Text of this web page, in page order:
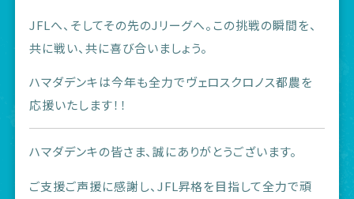
JFLへ、そしてその先のJリーグへ。この挑戦の瞬間を、
共に戦い、共に喜び合いましょう。
ハマダデンキは今年も全力でヴェロスクロノス都農を
応援いたします！！
ハマダデンキの皆さま、誠にありがとうございます。
ご支援ご声援に感謝し、JFL昇格を目指して全力で頑